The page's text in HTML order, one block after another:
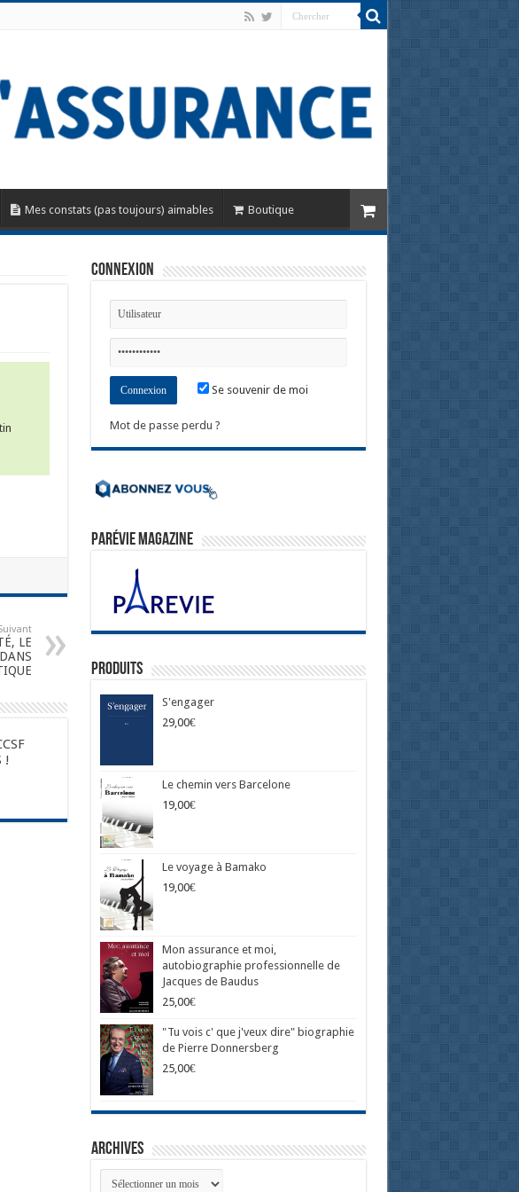
Mes constats (pas toujours) aimables Boutique
LE
!
Connexion
Se souvenir de moi
Mot de passe perdu ?
ParéVie Magazine
Produits
S'engager
29,00€
Le chemin vers Barcelone
19,00€
Le voyage à Bamako
19,00€
Mon assurance et moi,
autobiographie professionnelle de
Jacques de Baudus
25,00€
"Tu vois c' que j'veux dire" biographie
de Pierre Donnersberg
25,00€
Archives
Archives